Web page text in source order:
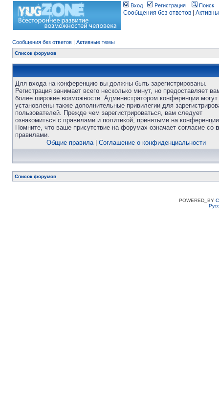
Вход Регистрация Поиск
Сообщения без ответов
Сообщения без ответов | Активные темы
Список форумов
Для входа на конференцию вы должны быть зарегистрированы.
Регистрация занимает всего несколько минут, но предоставляет
более широкие возможности. Администратором конференции
установлены также дополнительные привилегии для
пользователей. Прежде чем зарегистрироваться, вам следует
ознакомиться с правилами и политикой, принятыми на
Помните, что ваше присутствие на форумах означает согласие со
правилами.
Общие правила| Соглашение о конфиденциальности
Список форумов
POWERED_BY